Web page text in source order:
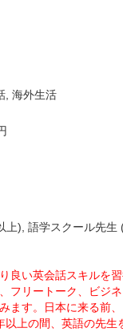
, 海外生活
上), 語学スクール先生
良い英会話スキルを
フリートーク、ビジ
ます。日本に来る前
以上の間、英語の先生